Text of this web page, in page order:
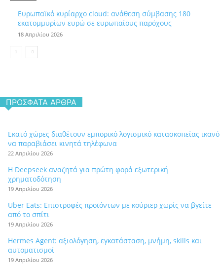
Ευρωπαϊκό κυρίαρχο cloud: ανάθεση σύμβασης 180
εκατομμυρίων ευρώ σε ευρωπαίους παρόχους
18 Απριλίου 2026
ΠΡΌΣΦΑΤΑ ΆΡΘΡΑ
Εκατό χώρες διαθέτουν εμπορικό λογισμικό κατασκοπείας ικανό
να παραβιάσει κινητά τηλέφωνα
22 Απριλίου 2026
Η Deepseek αναζητά για πρώτη φορά εξωτερική
χρηματοδότηση
19 Απριλίου 2026
Uber Eats: Επιστροφές προϊόντων με κούριερ χωρίς να βγείτε
από το σπίτι
19 Απριλίου 2026
Hermes Agent: αξιολόγηση, εγκατάσταση, μνήμη, skills και
αυτοματισμοί
19 Απριλίου 2026